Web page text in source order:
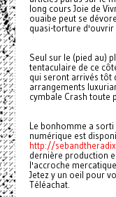
long cours Joie de
ouaibe peut se
quasi-torture d'ouvrir
Seul sur le (pied au)
tentaculaire de ce
qui seront arrivés tôt
arrangements
cymbale Crash toute
Le bonhomme a
numérique est
http://
dernière production
l'accroche
Jetez y un oeil pour
Téléachat.